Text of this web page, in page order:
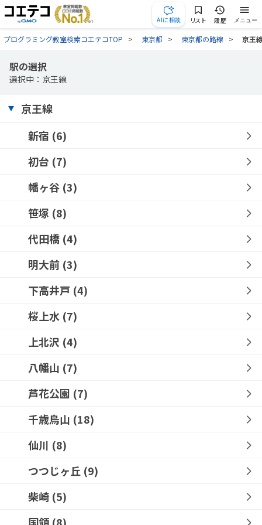
AIに相談 リスト 履歴 メニュー
プログラミング教室検索コエテコTOP 東京都 東京都の路線 京王
駅の選択
選択中：京王線
京王線
新宿 (6)
初台 (7)
幡ヶ谷 (3)
笹塚 (8)
代田橋 (4)
明大前 (3)
下高井戸 (4)
桜上水 (7)
上北沢 (4)
八幡山 (7)
芦花公園 (7)
千歳烏山 (18)
仙川 (8)
つつじヶ丘 (9)
柴崎 (5)